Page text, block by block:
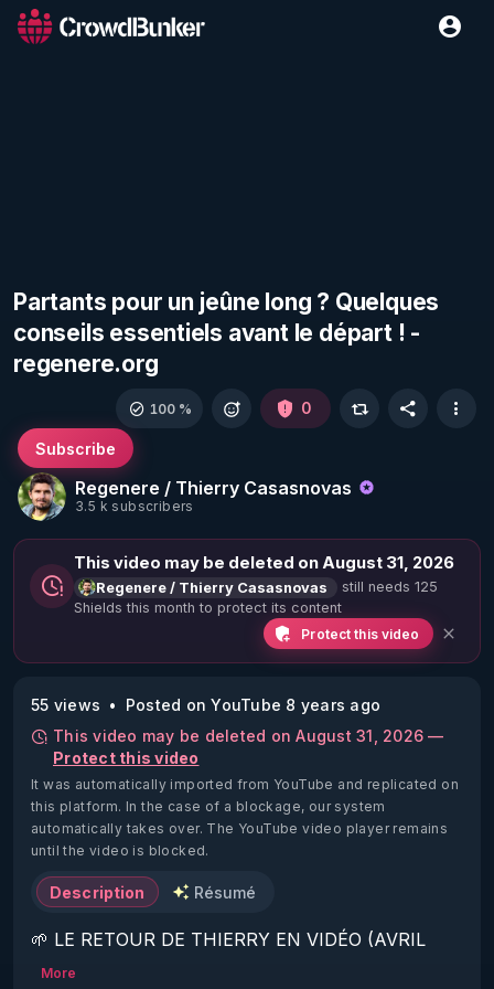
Partants pour un jeûne long ? Quelques
conseils essentiels avant le départ ! -
regenere.org
Regenere / Thierry Casasnovas
3.5 k subscribers
Subscribe
100 % 0
This video may be deleted on August 31, 2026
Regenere / Thierry Casasnovas
still needs 125
Shields this month to protect its content
Protect this video
55 views
Posted on YouTube 8 years ago
This video may be deleted on August 31, 2026 —
Protect this video
It was automatically imported from YouTube and replicated on
this platform. In the case of a blockage, our system
automatically takes over. The YouTube video player remains
until the video is blocked.
Description Résumé
🌱 LE RETOUR DE THIERRY EN VIDÉO (AVRIL
2022)!
More